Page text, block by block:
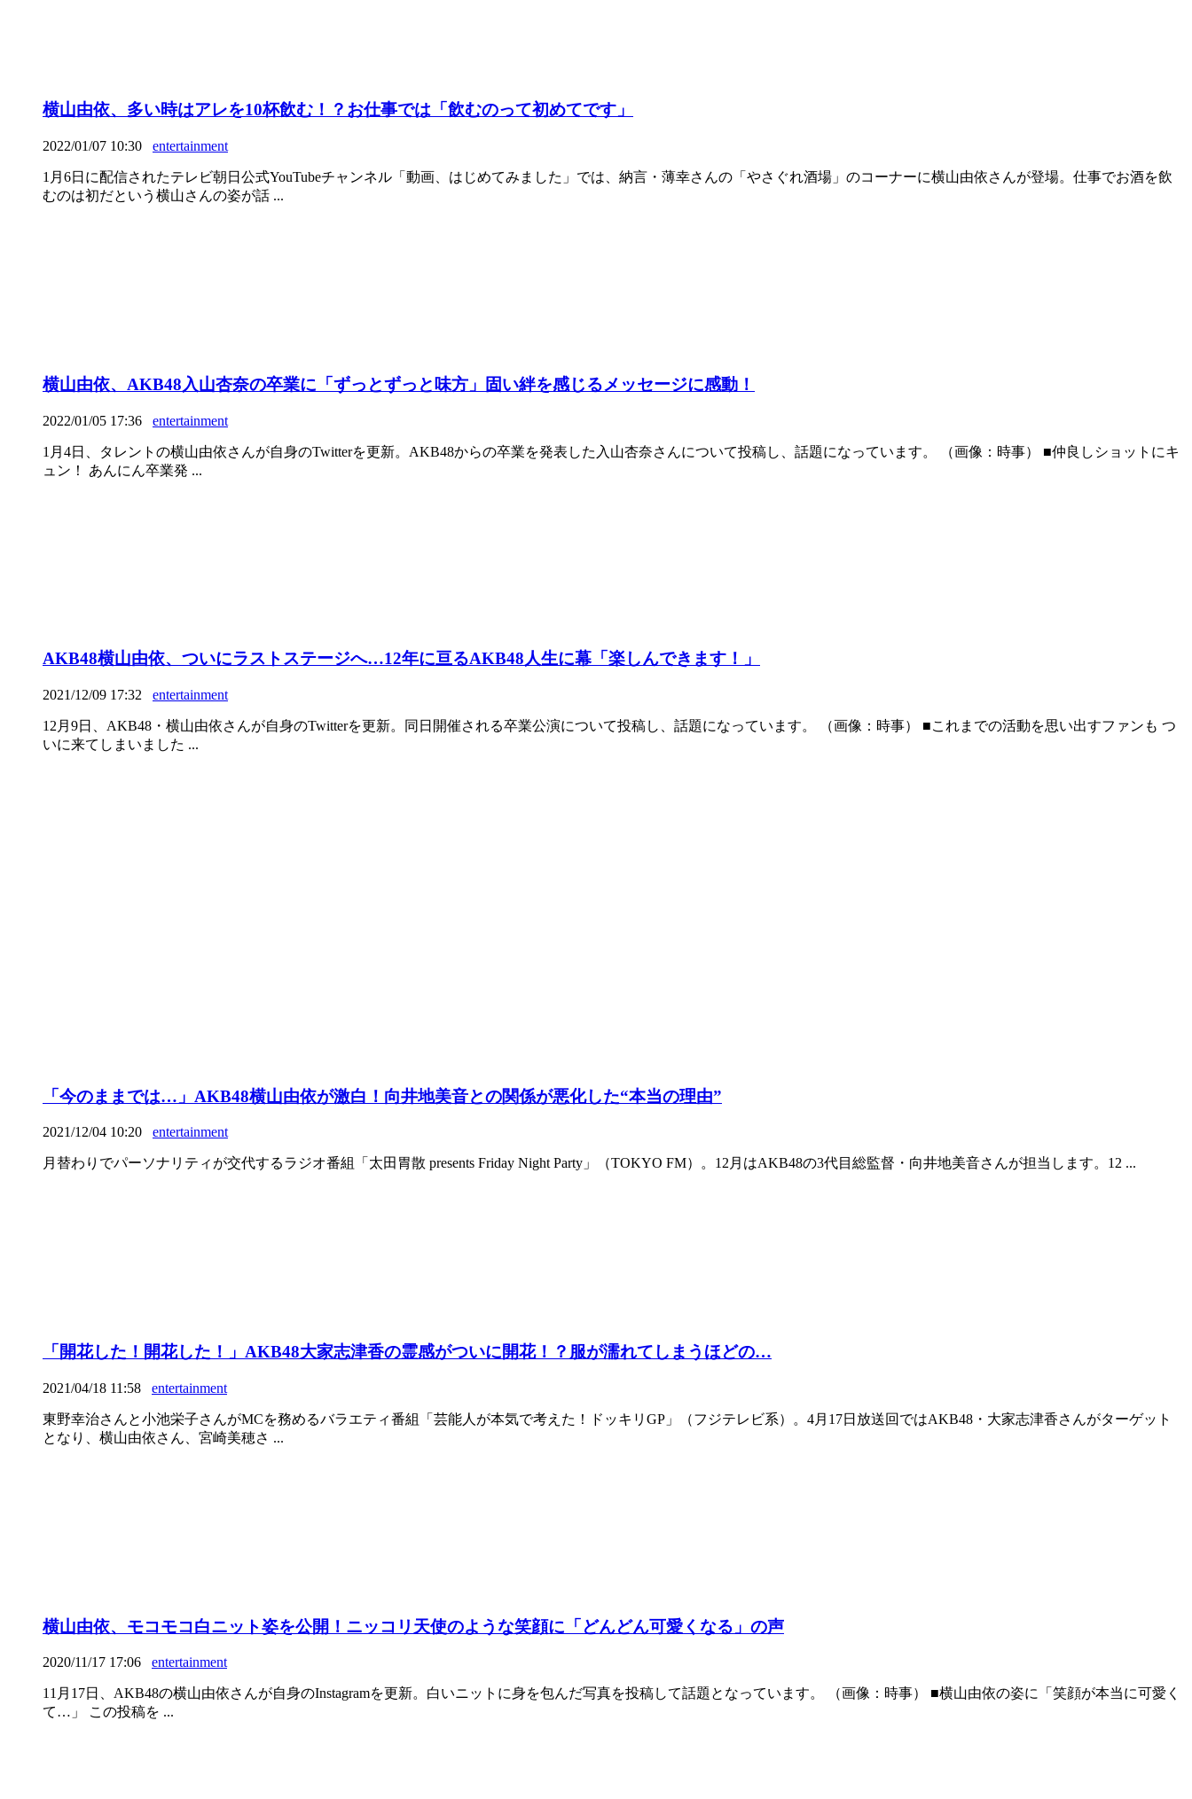
横山由依、多い時はアレを10杯飲む！？お仕事では「飲むのって初めてです」
2022/01/07 10:30 entertainment
1月6日に配信されたテレビ朝日公式YouTubeチャンネル「動画、はじめてみました」では、納言・薄幸さんの「やさぐれ酒場」のコーナーに横山由依さんが登場。仕事でお酒を飲
むのは初だという横山さんの姿が話 ...
横山由依、AKB48入山杏奈の卒業に「ずっとずっと味方」固い絆を感じるメッセージに感動！
2022/01/05 17:36 entertainment
1月4日、タレントの横山由依さんが自身のTwitterを更新。AKB48からの卒業を発表した入山杏奈さんについて投稿し、話題になっています。 （画像：時事） ■仲良しショットにキ
ュン！ あんにん卒業発 ...
AKB48横山由依、ついにラストステージへ…12年に亘るAKB48人生に幕「楽しんできます！」
2021/12/09 17:32 entertainment
12月9日、AKB48・横山由依さんが自身のTwitterを更新。同日開催される卒業公演について投稿し、話題になっています。 （画像：時事） ■これまでの活動を思い出すファンも つ
いに来てしまいました ...
「今のままでは…」AKB48横山由依が激白！向井地美音との関係が悪化した“本当の理由”
2021/12/04 10:20 entertainment
月替わりでパーソナリティが交代するラジオ番組「太田胃散 presents Friday Night Party」（TOKYO FM）。12月はAKB48の3代目総監督・向井地美音さんが担当します。12 ...
「開花した！開花した！」AKB48大家志津香の霊感がついに開花！？服が濡れてしまうほどの…
2021/04/18 11:58 entertainment
東野幸治さんと小池栄子さんがMCを務めるバラエティ番組「芸能人が本気で考えた！ドッキリGP」（フジテレビ系）。4月17日放送回ではAKB48・大家志津香さんがターゲット
となり、横山由依さん、宮崎美穂さ ...
横山由依、モコモコ白ニット姿を公開！ニッコリ天使のような笑顔に「どんどん可愛くなる」の声
2020/11/17 17:06 entertainment
11月17日、AKB48の横山由依さんが自身のInstagramを更新。白いニットに身を包んだ写真を投稿して話題となっています。 （画像：時事） ■横山由依の姿に「笑顔が本当に可愛く
て…」 この投稿を ...